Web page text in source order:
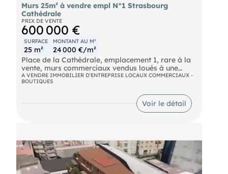
Murs 25m² à vendre empl N°1 Strasbourg
Cathédrale
PRIX DE VENTE
600 000 €
SURFACE
25 m²
MONTANT AU M²
24 000 €/m²
Place de la Cathédrale, emplacement 1, rare à la
vente, murs commerciaux vendus loués à une
enseigne de boulangerie, surface 25 m² + cave,
bail commercial neuf de 9 ans rapportant un loyer
annuel HT de 30 000 € an, taxe foncière à la
Nous consulter pour tout renseignement
A VENDRE IMMOBILIER D'ENTREPRISE LOCAUX COMMERCIAUX -
BOUTIQUES
Voir le détail